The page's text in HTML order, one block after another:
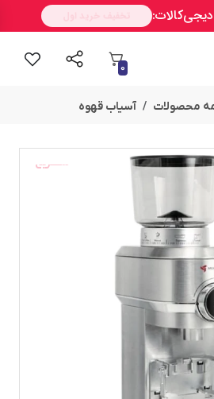
0
محصولات آسیاب قهوه